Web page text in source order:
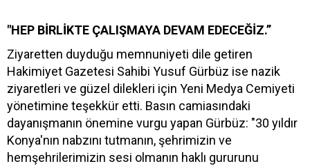
"HEP BİRLİKTE ÇALIŞMAYA DEVAM EDECEĞİZ.”
Ziyaretten duyduğu memnuniyeti dile getiren
Hakimiyet Gazetesi Sahibi Yusuf Gürbüz ise nazik
ziyaretleri ve güzel dilekleri için Yeni Medya Cemiyeti
yönetimine teşekkür etti. Basın camiasındaki
dayanışmanın önemine vurgu yapan Gürbüz: "30 yıldır
Konya'nın nabzını tutmanın, şehrimizin ve
hemşehrilerimizin sesi olmanın haklı gururunu